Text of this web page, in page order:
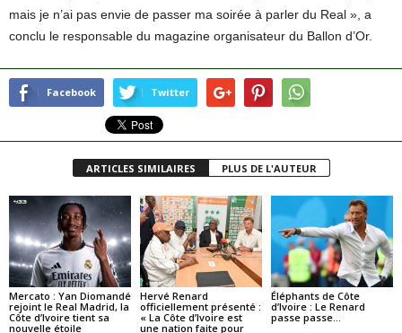
mais je n’ai pas envie de passer ma soirée à parler du Real », a
conclu le responsable du magazine organisateur du Ballon d’Or.
Facebook Twitter
ARTICLES SIMILAIRES PLUS DE L'AUTEUR
Mercato : Yan Diomandé
rejoint le Real Madrid, la
Côte d’Ivoire tient sa
nouvelle étoile
Hervé Renard
officiellement présenté :
« La Côte d’Ivoire est
une nation faite pour
Éléphants de Côte
d’Ivoire : Le Renard
passe passe…